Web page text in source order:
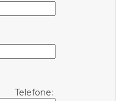
Telefone: